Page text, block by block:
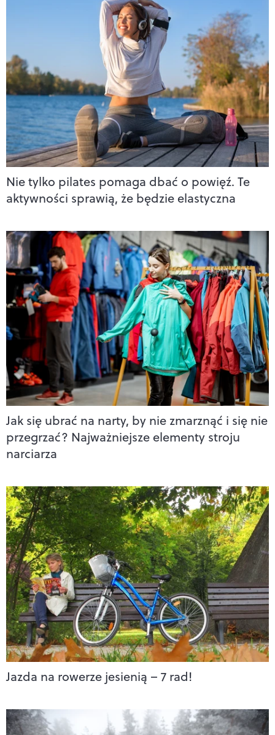
Nie tylko pilates pomaga dbać o powięź. Te
aktywności sprawią, że będzie elastyczna
Jak się ubrać na narty, by nie zmarznąć i się nie
przegrzać? Najważniejsze elementy stroju
narciarza
Jazda na rowerze jesienią – 7 rad!